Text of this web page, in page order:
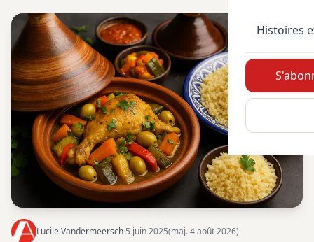
Histoires
Lucile Vandermeersch·5 juin 2025(maj. 4 août 2026)